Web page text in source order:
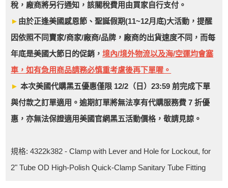
稅，廠商將另行通知，該關稅費用由買家自行支付。
► 由於正逢美國感恩節、聖誕假期(11~12月底)大活動，提醒
因依照不同賣家/商家/廠商/品牌，廠商的出貨速度不同，而每
年底是美國大節日的促銷，境內/境外物流以及海/空運均會塞
車，如有急用商品請務必慎重考慮後再下單喔。
► 本次美國代購黑五優惠僅限 12/2（日）23:59 前完成下單
與付款之訂單適用。逾期訂單將無法享有代購服務費 7 折優
惠，亦無法保證適用美國官網黑五活動價格，敬請見諒。
規格: 4322k382 - Clamp with Lever and Hole for Lockout, for
2" Tube OD High-Polish Quick-Clamp Sanitary Tube Fitting